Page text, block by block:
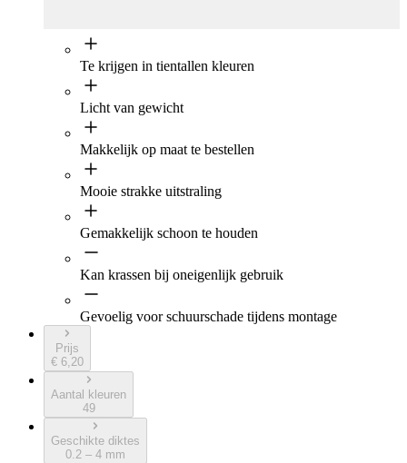
Te krijgen in tientallen kleuren
Licht van gewicht
Makkelijk op maat te bestellen
Mooie strakke uitstraling
Gemakkelijk schoon te houden
Kan krassen bij oneigenlijk gebruik
Gevoelig voor schuurschade tijdens montage
Prijs
€ 6,20
Aantal kleuren
49
Geschikte diktes
0.2 – 4 mm